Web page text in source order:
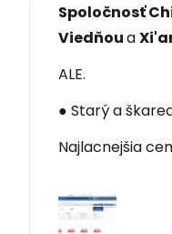
Spoločnosť
Viedňoua
ALE.
● Starý a
Najlacnejšia